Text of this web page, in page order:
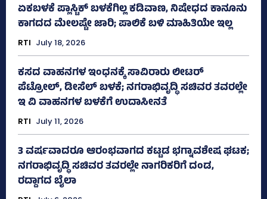
ಏಕಬಳಕೆ ಪ್ಲಾಸ್ಟಿಕ್‌ ಬಳಕೆಗಿಲ್ಲ ಕಡಿವಾಣ, ನಿಷೇಧದ ಕಾನೂನು
ಕಾಗದದ ಮೇಲಷ್ಟೇ ಜಾರಿ; ಪಾಲಿಕೆ ಬಳಿ ಮಾಹಿತಿಯೇ ಇಲ್ಲ
RTI July 18, 2026
ಕಸದ ವಾಹನಗಳ ಇಂಧನಕ್ಕೆ ಸಾವಿರಾರು ಲೀಟರ್‌
ಪೆಟ್ರೋಲ್, ಡೀಸೆಲ್ ಬಳಕೆ; ನಗರಾಭಿವೃದ್ಧಿ ಸಚಿವರ ತವರಲ್ಲೇ
ಇ ವಿ ವಾಹನಗಳ ಬಳಕೆಗೆ ಉದಾಸೀನತೆ
RTI July 11, 2026
3 ವರ್ಷವಾದರೂ ಆರಂಭವಾಗದ ಕಟ್ಟಡ ಭಗ್ನಾವಶೇಷ ಘಟಕ;
ನಗರಾಭಿವೃದ್ಧಿ ಸಚಿವರ ತವರಲ್ಲೇ ನಾಗರಿಕರಿಗೆ ದಂಡ,
ರದ್ದಾಗದ ಬೈಲಾ